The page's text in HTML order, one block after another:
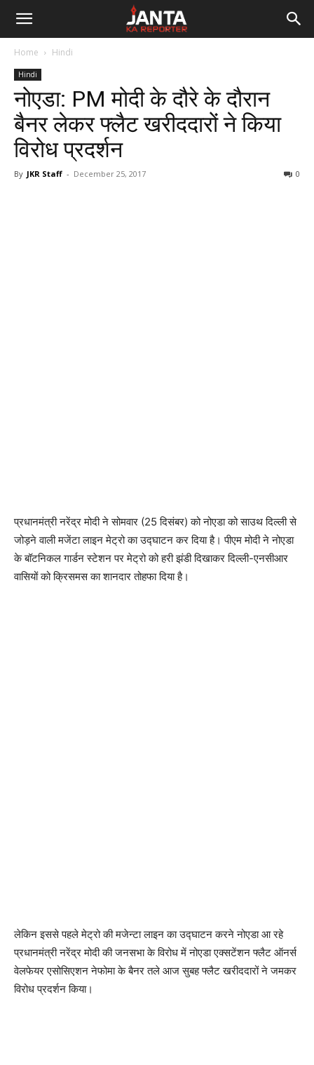
Janta
Reporter
Home Hindi
Hindi
नोएडा: PM मोदी के दौरे के दौरान
बैनर लेकर फ्लैट खरीददारों ने किया
विरोध प्रदर्शन
By JKR Staff - December 25, 2017 0
प्रधानमंत्री नरेंद्र मोदी ने सोमवार (25 दिसंबर) को नोएडा को साउथ दिल्ली से
जोड़ने वाली मजेंटा लाइन मेट्रो का उद्घाटन कर दिया है। पीएम मोदी ने नोएडा
के बॉटनिकल गार्डन स्टेशन पर मेट्रो को हरी झंडी दिखाकर दिल्ली-एनसीआर
वासियों को क्रिसमस का शानदार तोहफा दिया है।
लेकिन इससे पहले मेट्रो की मजेन्टा लाइन का उद्घाटन करने नोएडा आ रहे
प्रधानमंत्री नरेंद्र मोदी की जनसभा के विरोध में नोएडा एक्सटेंशन फ्लैट ऑनर्स
वेलफेयर एसोसिएशन नेफोमा के बैनर तले आज सुबह फ्लैट खरीददारों ने जमकर
विरोध प्रदर्शन किया।